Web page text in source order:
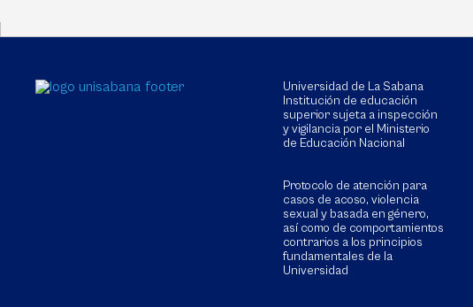
Universidad de La Sabana
Institución de educación
superior sujeta a inspección
y vigilancia por el Ministerio
de Educación Nacional
Protocolo de atención para
casos de acoso, violencia
sexual y basada en género,
así como de comportamientos
contrarios a los principios
fundamentales de la
Universidad